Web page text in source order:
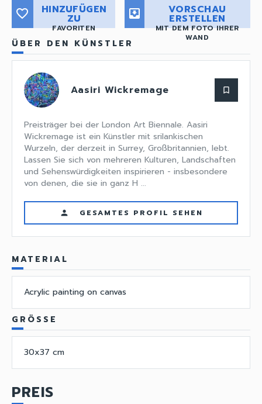
favorite_border HINZUFÜGEN
ZU
FAVORITEN
move_to_inbox VORSCHAU
ERSTELLEN
MIT DEM FOTO IHRER
WAND
ÜBER DEN KÜNSTLER
Aasiri Wickremage bookmark_border
Preisträger bei der London Art Biennale. Aasiri
Wickremage ist ein Künstler mit srilankischen
Wurzeln, der derzeit in Surrey, Großbritannien, lebt.
Lassen Sie sich von mehreren Kulturen, Landschaften
und Sehenswürdigkeiten inspirieren - insbesondere
von denen, die sie in ganz H ...
person GESAMTES PROFIL SEHEN
MATERIAL
Acrylic painting on canvas
GRÖSSE
30x37 cm
PREIS